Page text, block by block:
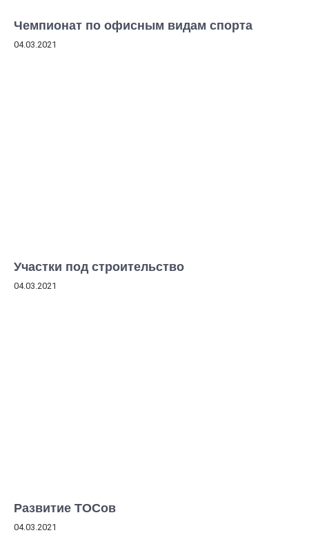
Чемпионат по офисным видам спорта
04.03.2021
Участки под строительство
04.03.2021
Развитие ТОСов
04.03.2021